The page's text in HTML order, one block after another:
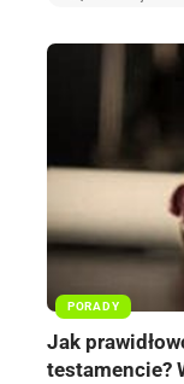
PORADY
Jak
testamencie?